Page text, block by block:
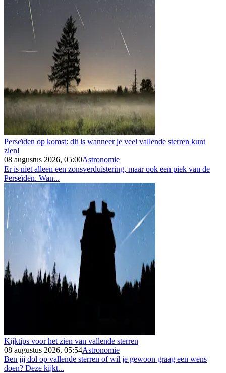
Perseïden op komst: dit is wanneer je veel vallende sterren kunt
zien!
08 augustus 2026, 05:00Astronomie
Er is niet alleen een zonsverduistering, maar ook een piek van de
Perseïden. Wan...
Kijktips voor het zien van vallende sterren
08 augustus 2026, 05:54Astronomie
Ben jij dol op vallende sterren of wil je gewoon graag een wens
doen? Deze kijkt...